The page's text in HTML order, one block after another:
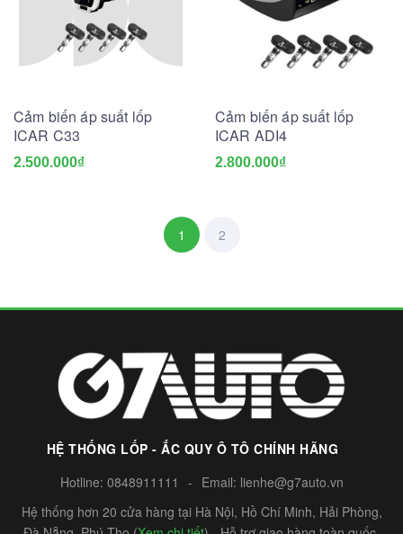
Cảm biến áp suất lốp
ICAR C33
2.500.000₫
Cảm biến áp suất lốp
ICAR ADI4
2.800.000₫
1 2
HỆ THỐNG LỐP - ẮC QUY Ô TÔ CHÍNH HÃNG
Hotline: 0848911111 - Email: lienhe@g7auto.vn
Hệ thống hơn 20 cửa hàng tại Hà Nội, Hồ Chí Minh, Hải Phòng,